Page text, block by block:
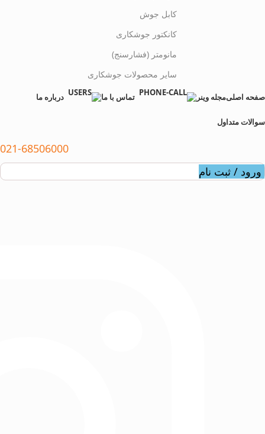
کابل جوش
کانکتور جوشکاری
مانومتر (فشارسنج)
سایر محصولات جوشکاری
صفحه اصلیمجله وینر تماس با ما درباره ما
سوالات متداول
021-68506000
ورود / ثبت نام